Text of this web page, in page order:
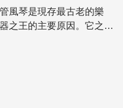
風琴是現存最古老的樂
之王的主要原因。它之所
度，等於氣柱長度，也就